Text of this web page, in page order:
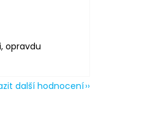
z 5 hvězdiček.
opravdu
další hodnocení